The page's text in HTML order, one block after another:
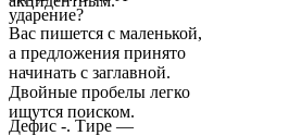
ударение?
Вас пишется с маленькой,
а предложения принято
начинать с заглавной.
Двойные пробелы легко
ищутся поиском.
Дефис -. Тире —